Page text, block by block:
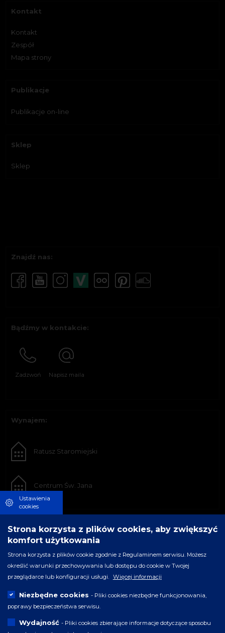
Kontakt
Kontakt
Zespół
Mapa strony
Publikacje
Publikacje on-line
Sklep
Sklep
Znajdź nas:
Bądźmy w kontakcie:
Zadzwoń Napisz maila
Wynajem:
Ratusz Staromiejski
Centrum Św. Jana
Ustawienia
cookies
Strona korzysta z plików cookies, aby zwiększyć
komfort użytkowania
Strona korzysta z plików cookie zgodnie z Regulaminem serwisu. Możesz
określić warunki przechowywania lub dostępu do cookie w Twojej
przeglądarce lub konfiguracji usługi.
Więcej informacji
Niezbędne cookies - Pliki cookies niezbędne funkcjonowania,
poprawy bezpieczeństwa serwisu.
Wydajność - Pliki cookies zbierające informacje dotyczące sposobu